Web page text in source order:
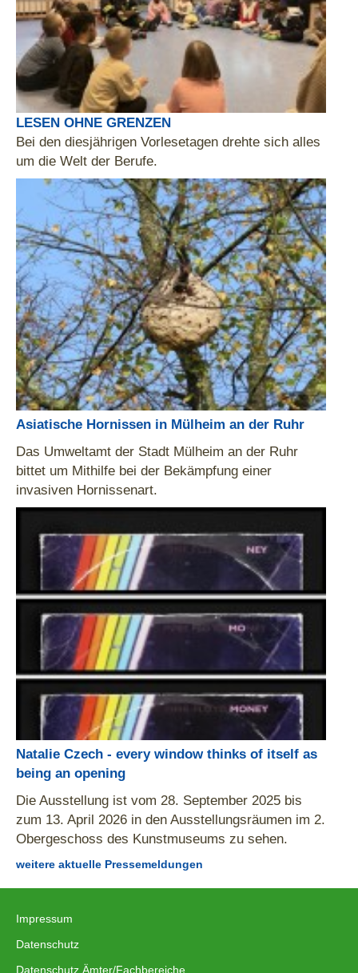
LESEN OHNE GRENZEN
Bei den diesjährigen Vorlesetagen drehte sich alles
um die Welt der Berufe.
Asiatische Hornissen in Mülheim an der Ruhr
Das Umweltamt der Stadt Mülheim an der Ruhr
bittet um Mithilfe bei der Bekämpfung einer
invasiven Hornissenart.
Natalie Czech - every window thinks of itself as
being an opening
Die Ausstellung ist vom 28. September 2025 bis
zum 13. April 2026 in den Ausstellungsräumen im 2.
Obergeschoss des Kunstmuseums zu sehen.
weitere aktuelle Pressemeldungen
Impressum
Datenschutz
Datenschutz Ämter/Fachbereiche